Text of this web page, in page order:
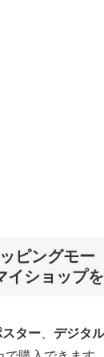
ピングモー
イショップ
スター デジタ